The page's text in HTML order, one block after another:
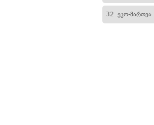
32. ეკო-მართვა